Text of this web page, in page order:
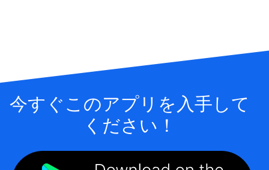
今すぐこのアプリを入手して
ください！